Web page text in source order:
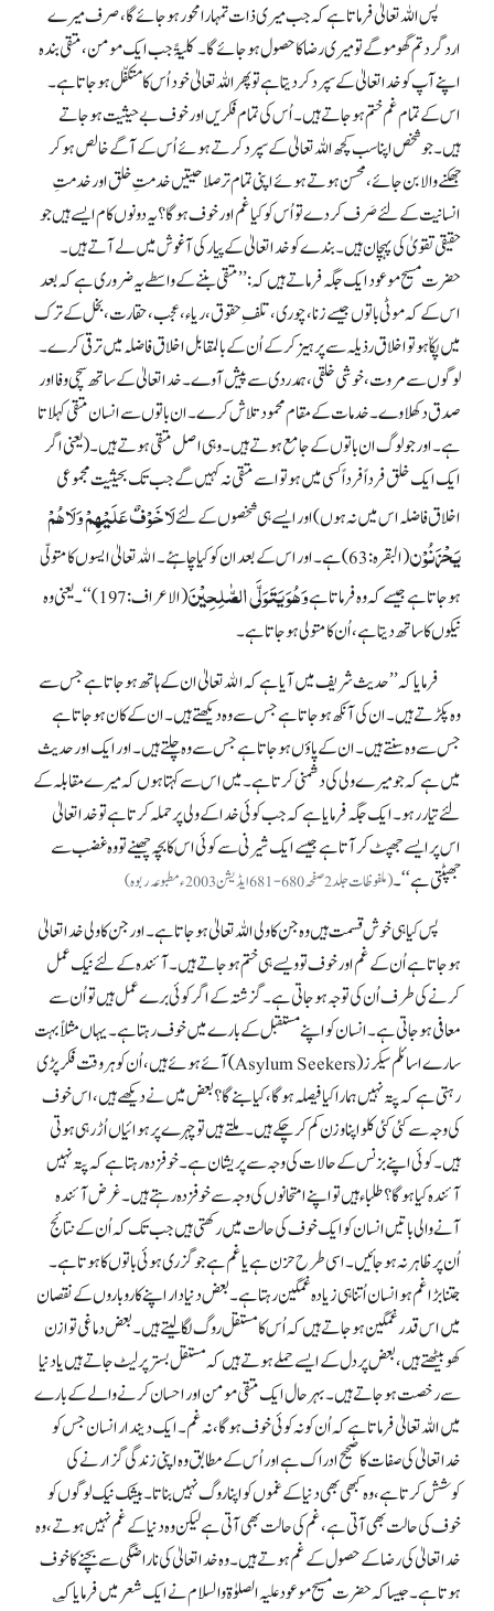
پس اللہ تعالیٰ فرماتا ہے کہ جب میری ذات تمہارا محور ہو جائے گا، صرف میرے
ارد گرد تم گھومو گے تومیری رضا کا حصول ہو جائے گا۔ کلیۃً جب ایک مومن، متقی بندہ
اپنے آپ کو خدا تعالیٰ کے سپرد کر دیتا ہے تو پھر اللہ تعالیٰ خود اُس کا متکفّل ہو جاتا ہے۔
اس کے تمام غم ختم ہو جاتے ہیں۔ اُس کی تمام فکریں اور خوف بے حیثیت ہو جاتے
ہیں۔ جو شخص اپنا سب کچھ اللہ تعالیٰ کے سپرد کرتے ہوئے اُس کے آگے خالص ہو کر
جھکنے والا بن جائے، محسن ہوتے ہوئے اپنی تمام تر صلاحیتیں خدمتِ خلق اور خدمتِ
انسانیت کے لئے صَرف کر دے تو اُس کو کیا غم اور خوف ہو گا؟ یہ دونوں کام ایسے ہیں جو
حقیقی تقویٰ کی پہچان ہیں۔ بندے کو خدا تعالیٰ کے پیار کی آغوش میں لے آتے ہیں۔
حضرت مسیح موعود ایک جگہ فرماتے ہیں کہ: ’’متقی بننے کے واسطے یہ ضروری ہے کہ بعد
اس کے کہ موٹی باتوں جیسے زنا، چوری، تلفِ حقوق، ریاء، عجب، حقارت، بخل کے ترک
میں پکاّ ہو تو اخلاق رذیلہ سے پرہیز کر کے اُن کے بالمقابل اخلاق فاضلہ میں ترقی کرے۔
لوگوں سے مروت، خوشی خلقی، ہمدردی سے پیش آوے۔ خدا تعالیٰ کے ساتھ سچی وفا اور
صدق دکھلاوے۔ خدمات کے مقام محمود تلاش کرے۔ ان باتوں سے انسان متقی کہلاتا
ہے۔ اور جو لوگ ان باتوں کے جامع ہوتے ہیں۔ وہی اصل متقی ہوتے ہیں۔ (یعنی اگر
ایک ایک خلق فرداً فرداً کسی میں ہو تو اسے متقی نہ کہیں گے جب تک بحیثیت مجموعی
اخلاق فاضلہ اس میں نہ ہوں ) اور ایسے ہی شخصوں کے لئےلَاخَوْفٌ عَلَیْہِمْ وَلَاھُمْ
یَحْزَنُوْن
(البقرہ: 63) ہے۔ اور اس کے بعد ان کو کیا چاہئے۔ اﷲ تعالیٰ ایسوں کا متولّی
ہو جاتا ہے جیسے کہ وہ فرماتا ہےوَھُوَ یَتَوَلَّی الصّٰلِحِیْنَ
(الاعراف: 197)‘‘۔ یعنی وہ
نیکوں کا ساتھ دیتا ہے، اُن کا متولی ہو جاتا ہے۔
فرمایا کہ ’’حدیث شریف میں آیا ہے کہ اﷲ تعالیٰ ان کے ہاتھ ہو جاتا ہے جس سے
وہ پکڑتے ہیں۔ ان کی آنکھ ہو جاتا ہے جس سے وہ دیکھتے ہیں۔ ان کے کان ہو جاتا ہے
جس سے وہ سنتے ہیں۔ ان کے پاؤں ہو جاتا ہے جس سے وہ چلتے ہیں۔ اور ایک اور حدیث
میں ہے کہ جو میرے ولی کی دشمنی کرتا ہے۔ میں اس سے کہتا ہوں کہ میرے مقابلہ کے
لئے تیار رہو۔ ایک جگہ فرمایا ہے کہ جب کوئی خد اکے ولی پر حملہ کرتا ہے تو خدا تعالیٰ
اس پر ایسے جھپٹ کر آتا ہے جیسے ایک شیرنی سے کوئی اس کا بچہ چھینے تو وہ غضب سے
جھپٹتی ہے‘‘۔(ملفوظات جلد 2صفحہ680-681 ایڈیشن 2003ء مطبوعہ ربوہ)
پس کیا ہی خوش قسمت ہیں وہ جن کا ولی اللہ تعالیٰ ہو جاتا ہے۔ اور جن کا ولی خدا تعالیٰ
ہو جاتا ہے اُن کے غم اور خوف تو ویسے ہی ختم ہو جاتے ہیں۔ آئندہ کے لئے نیک عمل
کرنے کی طرف اُن کی توجہ ہو جاتی ہے۔ گزشتہ کے اگر کوئی برے عمل ہیں تو اُن سے
معافی ہو جاتی ہے۔ انسان کو اپنے مستقبل کے بارے میں خوف رہتا ہے۔ یہاں مثلاً بہت
سارے اسائلم سیکرز (Asylum Seekers) آئے ہوئے ہیں، اُن کو ہر وقت فکر پڑی
رہتی ہے کہ پتہ نہیں ہمارا کیا فیصلہ ہو گا، کیا بنے گا؟ بعض میں نے دیکھے ہیں، اس خوف
کی وجہ سے کئی کئی کلو اپنا وزن کم کر چکے ہیں۔ ملتے ہیں تو چہرے پر ہوائیاں اُڑ رہی ہوتی
ہیں۔ کوئی اپنے بزنس کے حالات کی وجہ سے پریشان ہے۔ خوفزدہ رہتا ہے کہ پتہ نہیں
آئندہ کیا ہو گا؟ طلباء ہیں تو اپنے امتحانوں کی وجہ سے خوفزدہ رہتے ہیں۔ غرض آئندہ
آنے والی باتیں انسان کو ایک خوف کی حالت میں رکھتی ہیں جب تک کہ اُن کے نتائج
اُن پر ظاہر نہ ہو جائیں۔ اسی طرح حزن ہے یا غم ہے جو گزری ہوئی باتوں کا ہوتا ہے۔
جتنا بڑا غم ہو انسان اُتنا ہی زیادہ غمگین رہتا ہے۔ بعض دنیا دار اپنے کاروباروں کے نقصان
میں اس قدر غمگین ہو جاتے ہیں کہ اُس کامستقل روگ لگا لیتے ہیں۔ بعض دماغی توازن
کھو بیٹھتے ہیں، بعض پر دل کے ایسے حملے ہوتے ہیں کہ مستقل بستر پر لیٹ جاتے ہیں یا دنیا
سے رخصت ہو جاتے ہیں۔ بہر حال ایک متقی مومن اور احسان کرنے والے کے بارے
میں اللہ تعالیٰ فرماتا ہے کہ اُن کو نہ کوئی خوف ہو گا، نہ غم۔ ایک دیندار انسان جس کو
خدا تعالیٰ کی صفات کا صحیح ادراک ہے اور اُس کے مطابق وہ اپنی زندگی گزارنے کی
کوشش کرتا ہے، وہ کبھی بھی دنیا کے غموں کو اپنا روگ نہیں بناتا۔ بیشک نیک لوگوں کو
خوف کی حالت بھی آتی ہے، غم کی حالت بھی آتی ہے لیکن وہ دنیا کے غم نہیں ہوتے، وہ
خدا تعالیٰ کی رضا کے حصول کے غم ہوتے ہیں۔ وہ خدا تعالیٰ کی ناراضگی سے بچنے کا خوف
ہوتا ہے۔ جیسا کہ حضرت مسیح موعود علیہ الصلوٰۃ والسلام نے ایک شعر میں فرمایا کہ ؎